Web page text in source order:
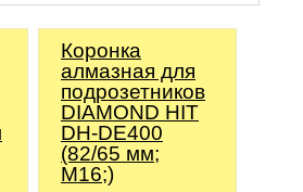
Коронка
алмазная для
подрозетников
DIAMOND HIT
DH-DE400
(82/65 мм;
M16;)